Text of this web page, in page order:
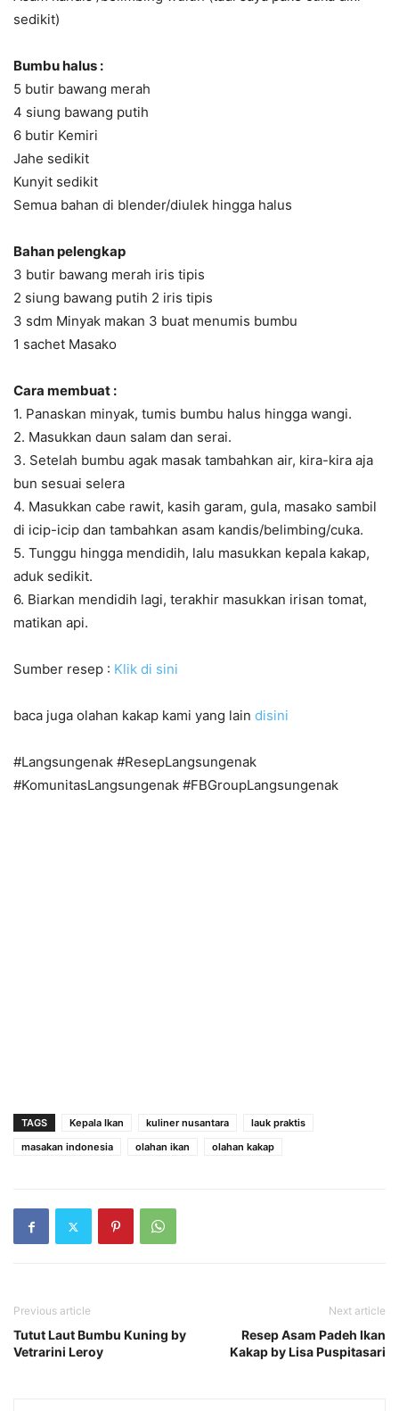
sedikit)
Bumbu halus :
5 butir bawang merah
4 siung bawang putih
6 butir Kemiri
Jahe sedikit
Kunyit sedikit
Semua bahan di blender/diulek hingga halus
Bahan pelengkap
3 butir bawang merah iris tipis
2 siung bawang putih 2 iris tipis
3 sdm Minyak makan 3 buat menumis bumbu
1 sachet Masako
Cara membuat :
1. Panaskan minyak, tumis bumbu halus hingga wangi.
2. Masukkan daun salam dan serai.
3. Setelah bumbu agak masak tambahkan air, kira-kira aja
bun sesuai selera
4. Masukkan cabe rawit, kasih garam, gula, masako sambil
di icip-icip dan tambahkan asam kandis/belimbing/cuka.
5. Tunggu hingga mendidih, lalu masukkan kepala kakap,
aduk sedikit.
6. Biarkan mendidih lagi, terakhir masukkan irisan tomat,
matikan api.
Sumber resep : Klik di sini
baca juga olahan kakap kami yang lain disini
#Langsungenak #ResepLangsungenak
#KomunitasLangsungenak #FBGroupLangsungenak
TAGS Kepala Ikan kuliner nusantara
lauk praktis
masakan indonesia
olahan ikan olahan kakap
Previous article
Tutut Laut Bumbu Kuning by
Vetrarini Leroy
Next article
Resep Asam Padeh Ikan
Kakap by Lisa Puspitasari